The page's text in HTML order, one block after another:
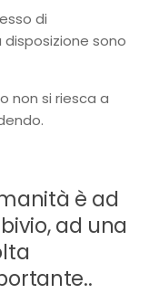
di
sono
non si riesca a
è ad
ad una